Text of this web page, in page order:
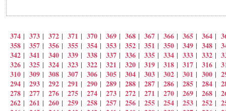
374 | 373 | 372 | 371 | 370 | 369 | 368 | 367 | 366 | 365 | 364 |
358 | 357 | 356 | 355 | 354 | 353 | 352 | 351 | 350 | 349 | 348 |
342 | 341 | 340 | 339 | 338 | 337 | 336 | 335 | 334 | 333 | 332 |
326 | 325 | 324 | 323 | 322 | 321 | 320 | 319 | 318 | 317 | 316 |
310 | 309 | 308 | 307 | 306 | 305 | 304 | 303 | 302 | 301 | 300 |
294 | 293 | 292 | 291 | 290 | 289 | 288 | 287 | 286 | 285 | 284 |
278 | 277 | 276 | 275 | 274 | 273 | 272 | 271 | 270 | 269 | 268 |
262 | 261 | 260 | 259 | 258 | 257 | 256 | 255 | 254 | 253 | 252 |